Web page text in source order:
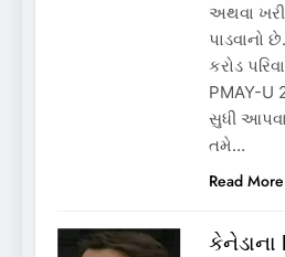
અથવા
પાડવાનો
કરોડ
PMAY-U
સુધી
તમે…
Read More